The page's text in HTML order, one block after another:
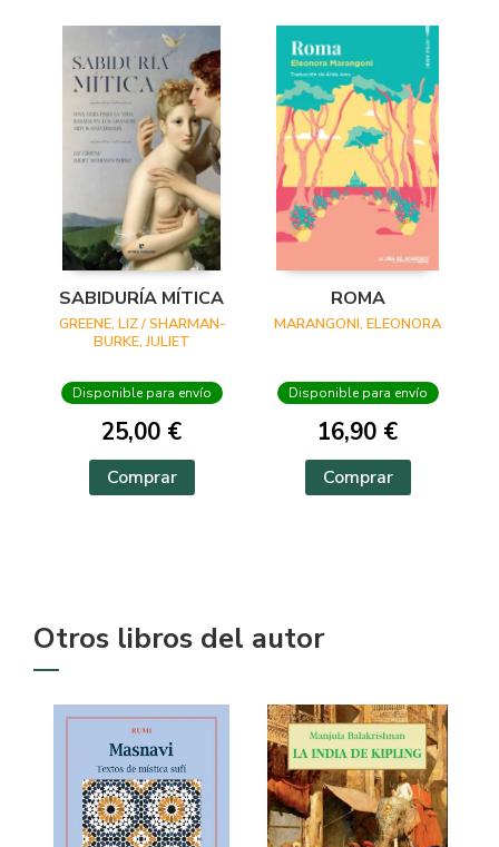
SABIDURÍA MÍTICA
GREENE, LIZ / SHARMAN-
BURKE, JULIET
Disponible para envío
25,00 €
Comprar
ROMA
MARANGONI, ELEONORA
Disponible para envío
16,90 €
Comprar
Otros libros del autor